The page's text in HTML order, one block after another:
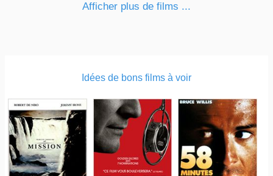
Afficher plus de films ...
Idées de bons films à voir